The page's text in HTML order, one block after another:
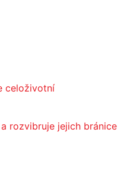
celoživotní
rozvibruje jejich bránice